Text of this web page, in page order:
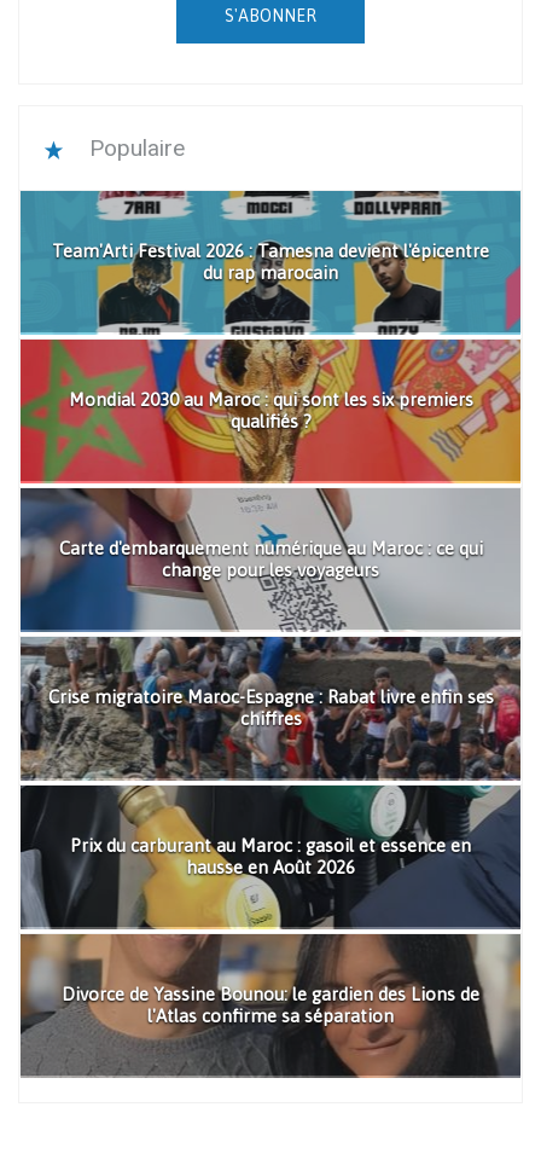
S'ABONNER
Populaire
Team'Arti Festival 2026 : Tamesna devient l'épicentre
du rap marocain
Mondial 2030 au Maroc : qui sont les six premiers
qualifiés ?
Carte d'embarquement numérique au Maroc : ce qui
change pour les voyageurs
Crise migratoire Maroc-Espagne : Rabat livre enfin ses
chiffres
Prix du carburant au Maroc : gasoil et essence en
hausse en Août 2026
Divorce de Yassine Bounou: le gardien des Lions de
l'Atlas confirme sa séparation